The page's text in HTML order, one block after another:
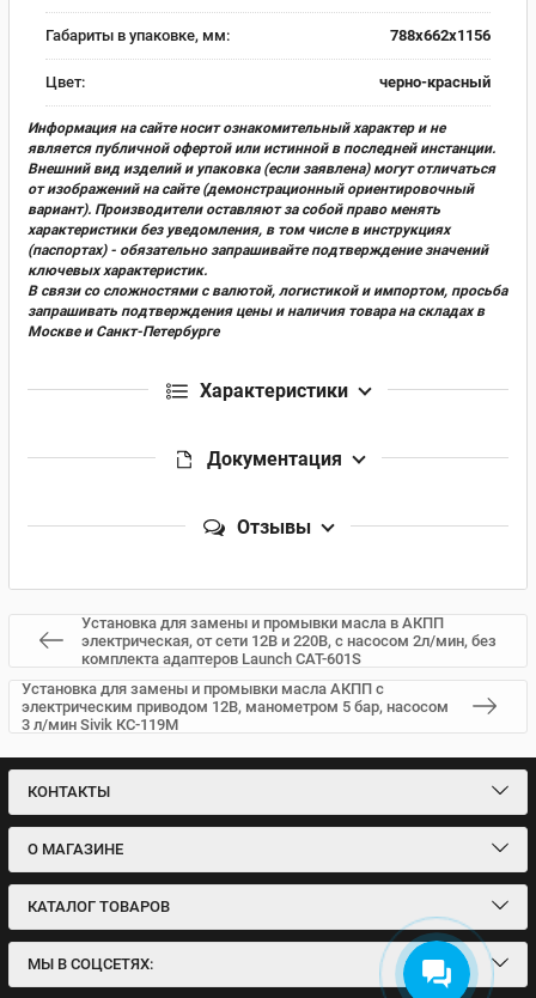
Габариты в упаковке, мм: 788х662х1156
Цвет: черно-красный
Информация на сайте носит ознакомительный характер и не
является публичной офертой или истинной в последней инстанции.
Внешний вид изделий и упаковка (если заявлена) могут отличаться
от изображений на сайте (демонстрационный ориентировочный
вариант). Производители оставляют за собой право менять
характеристики без уведомления, в том числе в инструкциях
(паспортах) - обязательно запрашивайте подтверждение значений
ключевых характеристик.
В связи со сложностями с валютой, логистикой и импортом, просьба
запрашивать подтверждения цены и наличия товара на складах в
Москве и Санкт-Петербурге
Характеристики
Документация
Отзывы
Установка для замены и промывки масла в АКПП
электрическая, от сети 12В и 220В, с насосом 2л/мин, без
комплекта адаптеров Launch CAT-601S
Установка для замены и промывки масла АКПП с
электрическим приводом 12В, манометром 5 бар, насосом
3 л/мин Sivik КС-119М
КОНТАКТЫ
О МАГАЗИНЕ
КАТАЛОГ ТОВАРОВ
МЫ В СОЦСЕТЯХ: